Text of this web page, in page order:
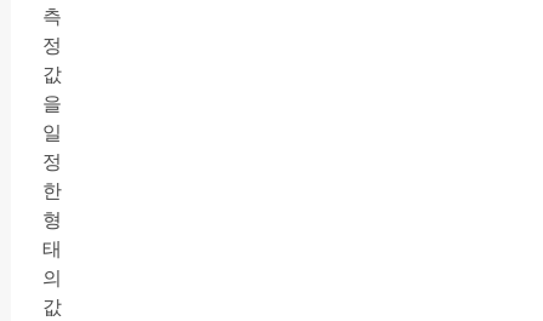
측
정
값
을
일
정
한
형
태
의
값